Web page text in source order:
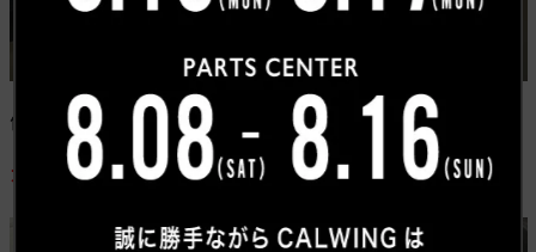
便利なコンフォート機能のひとつとして、夜間の車の乗
り降りの際に足元をライトが照らしてくれるLED
カムライト が装着されております。